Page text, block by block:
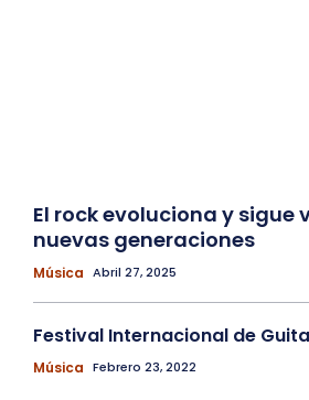
El rock evoluciona y sigue
nuevas generaciones
Música Abril 27, 2025
Festival Internacional de
Música Febrero 23, 2022